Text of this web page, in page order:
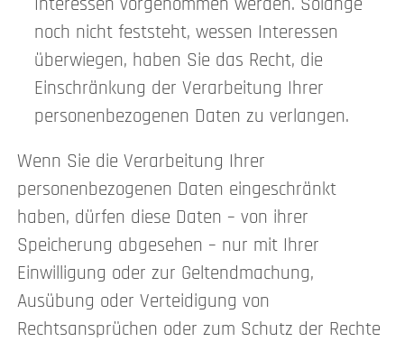
noch nicht feststeht, wessen Interessen
überwiegen, haben Sie das Recht, die
Einschränkung der Verarbeitung Ihrer
personenbezogenen Daten zu verlangen.
Wenn Sie die Verarbeitung Ihrer
personenbezogenen Daten eingeschränkt
haben, dürfen diese Daten – von ihrer
Speicherung abgesehen – nur mit Ihrer
Einwilligung oder zur Geltendmachung,
Ausübung oder Verteidigung von
Rechtsansprüchen oder zum Schutz der Rechte